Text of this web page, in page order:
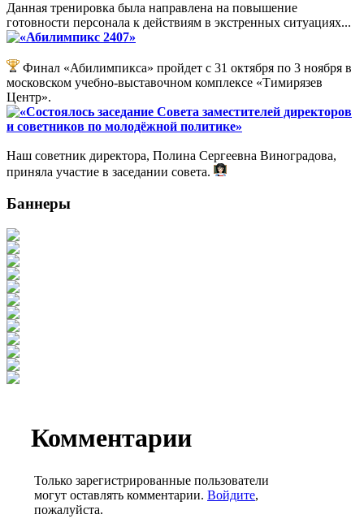
Данная тренировка была направлена на повышение
готовности персонала к действиям в экстренных ситуациях...
«Абилимпикс 2407»
Финал «Абилимпикса» пройдет с 31 октября по 3 ноября в
московском учебно-выставочном комплексе «Тимирязев
Центр».
«Состоялось заседание Совета заместителей директоров
и советников по молодёжной политике»
Наш советник директора, Полина Сергеевна Виноградова,
приняла участие в заседании совета.
Баннеры
Комментарии
Только зарегистрированные пользователи
могут оставлять комментарии. Войдите,
пожалуйста.